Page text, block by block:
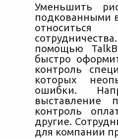
Уменьшить
подкованными
помощью
быстро
контроль
которых
ошибки.
выставление
контроль
другие.
для компании